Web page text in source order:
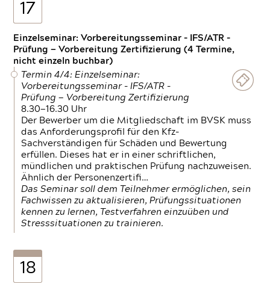
17
Einzelseminar: Vorbereitungsseminar - IFS/ATR -
Prüfung — Vorbereitung Zertifizierung (4 Termine,
nicht einzeln buchbar)
Termin 4/4: Einzelseminar:
Vorbereitungsseminar - IFS/ATR -
Prüfung — Vorbereitung Zertifizierung
8.30—16.30 Uhr
Der Bewerber um die Mitgliedschaft im BVSK muss
das Anforderungsprofil für den Kfz-
Sachverständigen für Schäden und Bewertung
erfüllen. Dieses hat er in einer schriftlichen,
mündlichen und praktischen Prüfung nachzuweisen.
Ähnlich der Personenzertifi…
Das Seminar soll dem Teilnehmer ermöglichen, sein
Fachwissen zu aktualisieren, Prüfungssituationen
kennen zu lernen, Testverfahren einzuüben und
Stresssituationen zu trainieren.
18